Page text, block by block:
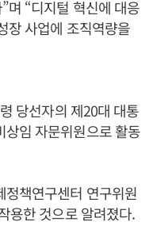
며 “디지털 혁신에 대응
장 사업에 조직역량을
당선자의 제20대 대통
임 자문위원으로 활동
책연구센터 연구위원
용한 것으로 알려졌다.